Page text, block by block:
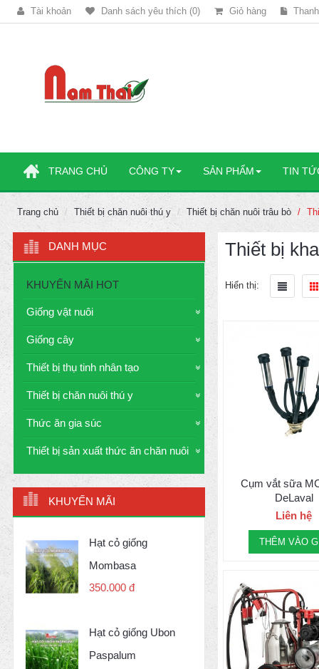
Tài khoản Danh sách yêu thích (0) Giỏ hàng
TRANG CHỦ CÔNG TY SẢN PHẨM TIN
Trang chủ Thiết bị chăn nuôi thú y Thiết bị chăn nuôi trâu bò
DANH MỤC
KHUYẾN MÃI HOT
Giống vật nuôi
Giống cây
Thiết bị thụ tinh nhân tạo
Thiết bị chăn nuôi thú y
Thức ăn gia súc
Thiết bị sản xuất thức ăn chăn nuôi
KHUYẾN MÃI
Hạt cỏ giống
Mombasa
350.000 đ
Hạt cỏ giống Ubon
Paspalum
Thiết bị
Hiển thị:
Cụm vắt sữa
DeLaval
Liên hệ
THÊM VÀO